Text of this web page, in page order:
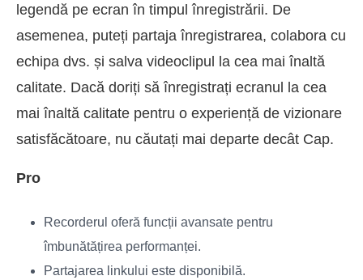
legendă pe ecran în timpul înregistrării. De
asemenea, puteți partaja înregistrarea, colabora cu
echipa dvs. și salva videoclipul la cea mai înaltă
calitate. Dacă doriți să înregistrați ecranul la cea
mai înaltă calitate pentru o experiență de vizionare
satisfăcătoare, nu căutați mai departe decât Cap.
Pro
Recorderul oferă funcții avansate pentru
îmbunătățirea performanței.
Partajarea linkului este disponibilă.